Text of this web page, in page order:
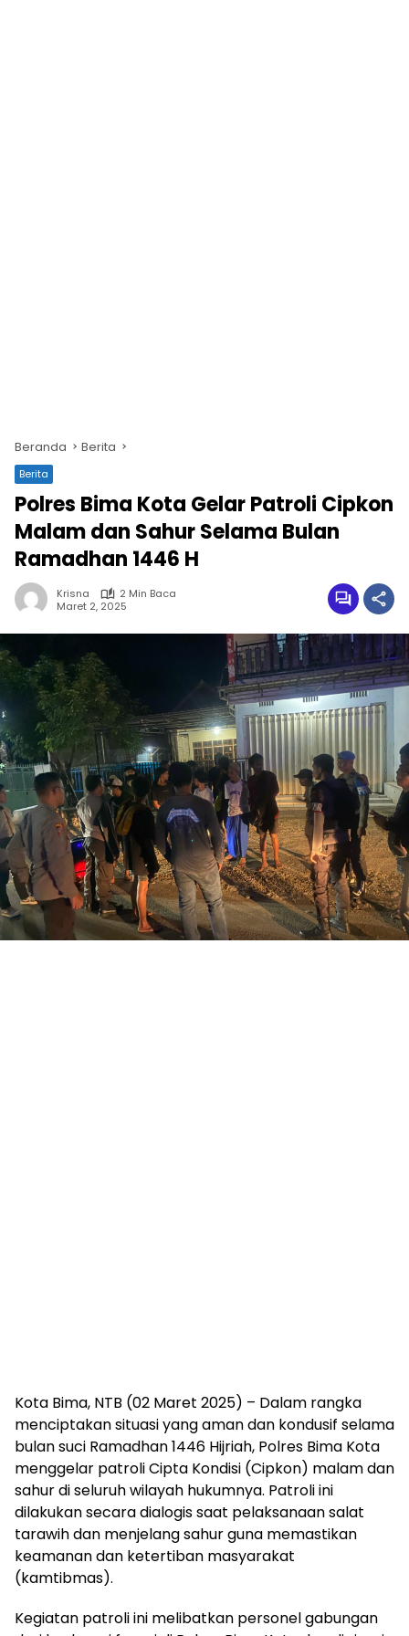
Beranda Berita
Berita
Polres Bima Kota Gelar Patroli Cipkon
Malam dan Sahur Selama Bulan
Ramadhan 1446 H
Krisna
2 Min Baca
Maret 2, 2025
Kota Bima, NTB (02 Maret 2025) – Dalam rangka
menciptakan situasi yang aman dan kondusif selama
bulan suci Ramadhan 1446 Hijriah, Polres Bima Kota
menggelar patroli Cipta Kondisi (Cipkon) malam dan
sahur di seluruh wilayah hukumnya. Patroli ini
dilakukan secara dialogis saat pelaksanaan salat
tarawih dan menjelang sahur guna memastikan
keamanan dan ketertiban masyarakat
(kamtibmas).
Kegiatan patroli ini melibatkan personel gabungan